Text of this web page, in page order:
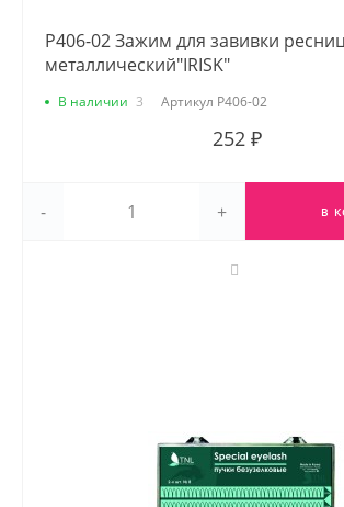
Р406-02 Зажим для завивки
металлический"IRISK"
В наличии 3 Артикул Р406-02
252 ₽
- + В